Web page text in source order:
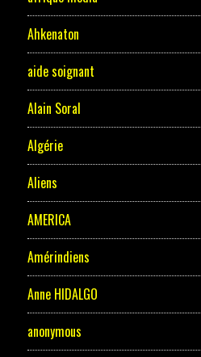
Ahkenaton
aide soignant
Alain Soral
Algérie
Aliens
AMERICA
Amérindiens
Anne HIDALGO
anonymous